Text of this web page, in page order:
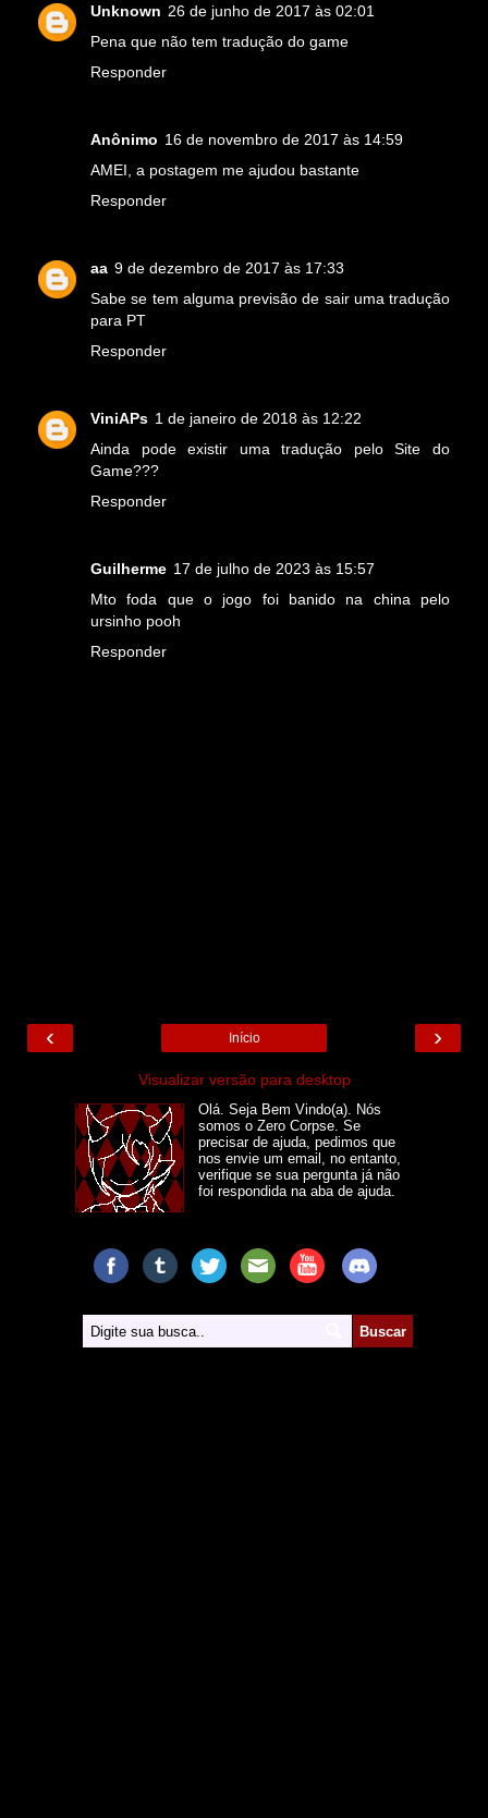
Unknown 26 de junho de 2017 às 02:01
Pena que não tem tradução do game
Responder
Anônimo 16 de novembro de 2017 às 14:59
AMEI, a postagem me ajudou bastante
Responder
aa 9 de dezembro de 2017 às 17:33
Sabe se tem alguma previsão de sair uma tradução
para PT
Responder
ViniAPs 1 de janeiro de 2018 às 12:22
Ainda pode existir uma tradução pelo Site do
Game???
Responder
Guilherme 17 de julho de 2023 às 15:57
Mto foda que o jogo foi banido na china pelo
ursinho pooh
Responder
›
‹ Início
Visualizar versão para desktop
Olá. Seja Bem Vindo(a). Nós
somos o Zero Corpse. Se
precisar de ajuda, pedimos que
nos envie um email, no entanto,
verifique se sua pergunta já não
foi respondida na aba de ajuda.